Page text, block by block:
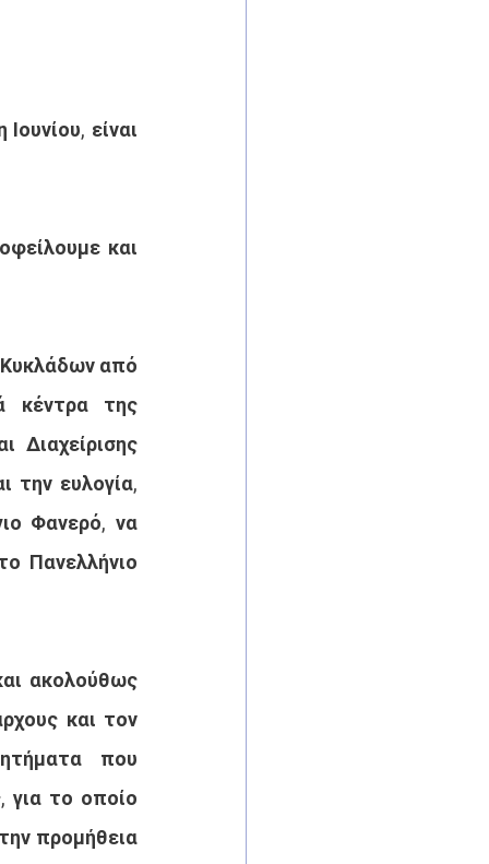
είναι
και
Κυκλάδων από
κέντρα της
Διαχείρισης
την ευλογία,
Φανερό, να
Πανελλήνιο
ακολούθως
και τον
που
για το οποίο
προμήθεια